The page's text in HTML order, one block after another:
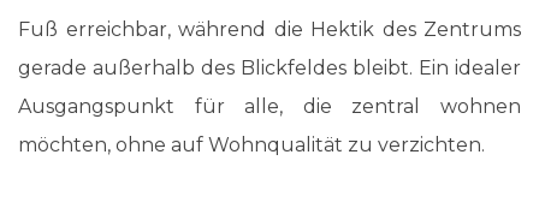
Fuß erreichbar, während die Hektik des Zentrums
gerade außerhalb des Blickfeldes bleibt. Ein idealer
Ausgangspunkt für alle, die zentral wohnen
möchten, ohne auf Wohnqualität zu verzichten.